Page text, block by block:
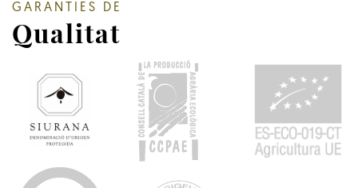
GARANTIES DE
Qualitat